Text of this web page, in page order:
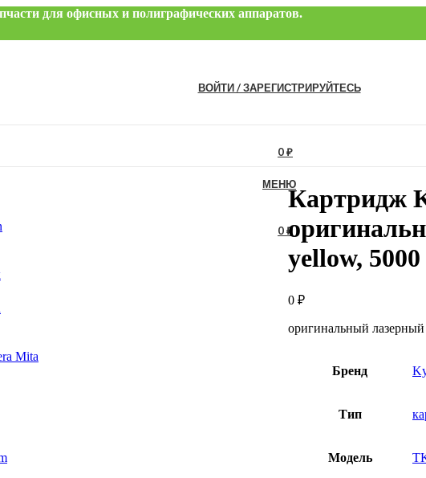
для офисных и полиграфических аппаратов.
ВОЙТИ / ЗАРЕГИСТРИРУЙТЕСЬ
0₽
МЕНЮ
0₽
Mita
Картридж
yellow,
0 ₽
оригинальный
Бренд
Тип
Модель